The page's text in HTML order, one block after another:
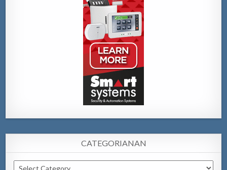
CATEGORIANAN
Categorianan